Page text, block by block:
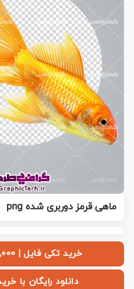
ماهی قرمز دوربری شده png
خرید تکی فایل | ۱۰۰,۰۰۰ تومان
دانلود رایگان با